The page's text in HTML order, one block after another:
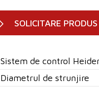
SOLICITARE PRODUS
Sistem de control
Diametrul de strunjire